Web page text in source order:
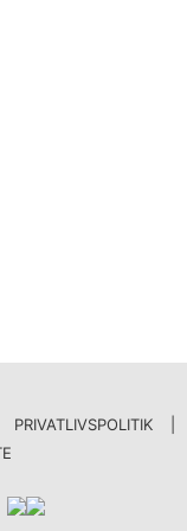
PRIVATLIVSPOLITIK